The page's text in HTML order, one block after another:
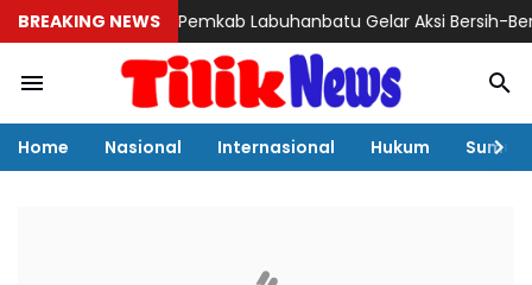
BREAKING NEWSPemkab Labuhanbatu Gelar Aksi Bersih-Bersih
Home Nasional Internasional Hukum Sumut